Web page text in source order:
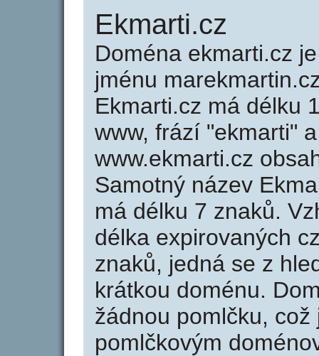
Ekmarti.cz
Doména ekmarti.cz
jménu
Ekmarti.cz má délku
www, frází "ekmarti"
www.ekmarti.cz
Samotný název
má délku 7 znaků.
délka expirovaných
znaků, jedná se z
krátkou doménu.
žádnou pomlčku,
pomlčkovým